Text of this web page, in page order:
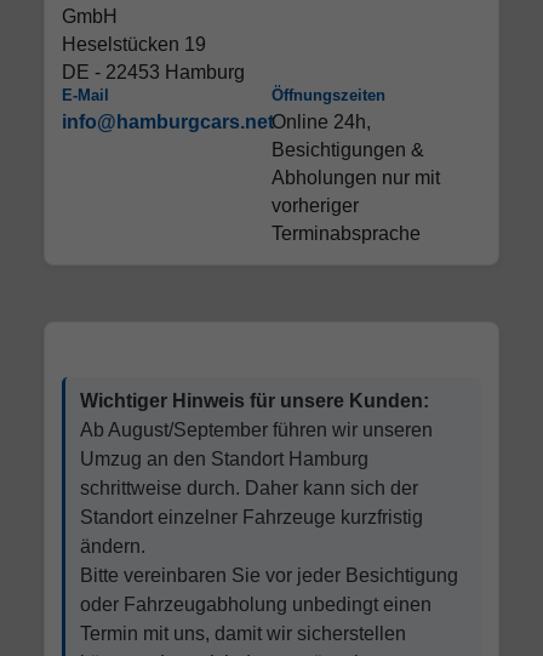
GmbH
Heselstücken 19
DE - 22453 Hamburg
E-Mail
info@hamburgcars.net
Öffnungszeiten
Online 24h,
Besichtigungen &
Abholungen nur mit
vorheriger
Terminabsprache
Wichtiger Hinweis für unsere Kunden:
Ab August/September führen wir unseren
Umzug an den Standort Hamburg
schrittweise durch. Daher kann sich der
Standort einzelner Fahrzeuge kurzfristig
ändern.
Bitte vereinbaren Sie vor jeder Besichtigung
oder Fahrzeugabholung unbedingt einen
Termin mit uns, damit wir sicherstellen